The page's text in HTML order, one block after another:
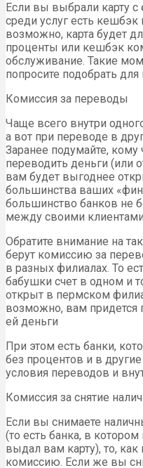
Если вы выбрали карту с
среди услуг есть кешбэк
возможно, карта будет
проценты или кешбэк
обслуживание. Такие
попросите подобрать
Комиссия за переводы
Чаще всего внутри
а вот при переводе в
Заранее подумайте,
переводить деньги (или
вам будет выгоднее
большинства ваших
большинство банков не
между своими клиентами
Обратите внимание на
берут комиссию за
в разных филиалах. То
бабушки счет в одном и
открыт в пермском
возможно, вам придется
ей деньги
При этом есть банки,
без процентов и в
условия переводов и
Комиссия за снятие
Если вы снимаете
(то есть банка, в
выдал вам карту), то, как
комиссию. Если же вы